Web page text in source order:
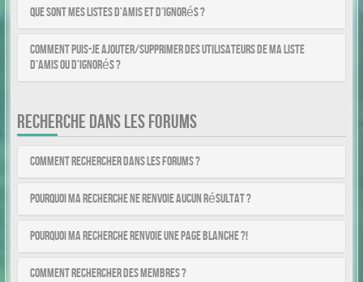
Que sont mes listes d’amis et d’ignorés ?
Comment puis-je ajouter/supprimer des utilisateurs de ma liste
d’amis ou d’ignorés ?
RECHERCHE DANS LES FORUMS
Comment rechercher dans les forums ?
Pourquoi ma recherche ne renvoie aucun résultat ?
Pourquoi ma recherche renvoie une page blanche ?!
Comment rechercher des membres ?